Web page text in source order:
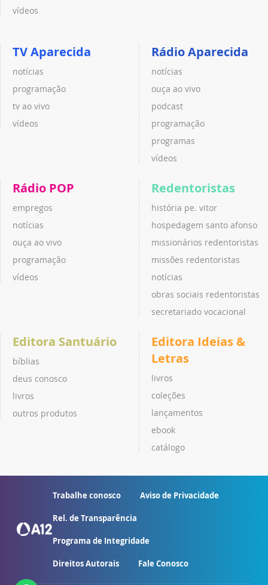
vídeos
TV Aparecida
notícias
programação
tv ao vivo
vídeos
Rádio Aparecida
notícias
ouça ao vivo
podcast
programação
programas
vídeos
Rádio POP
empregos
notícias
ouça ao vivo
programação
vídeos
Redentoristas
história pe. vitor
hospedagem santo afonso
missionários redentoristas
missões redentoristas
notícias
obras sociais redentoristas
secretariado vocacional
Editora Santuário
bíblias
deus conosco
livros
outros produtos
Editora Ideias &
Letras
livros
coleções
lançamentos
ebook
catálogo
Trabalhe conosco Aviso de Privacidade
Rel. de Transparência
Programa de Integridade
Direitos Autorais Fale Conosco